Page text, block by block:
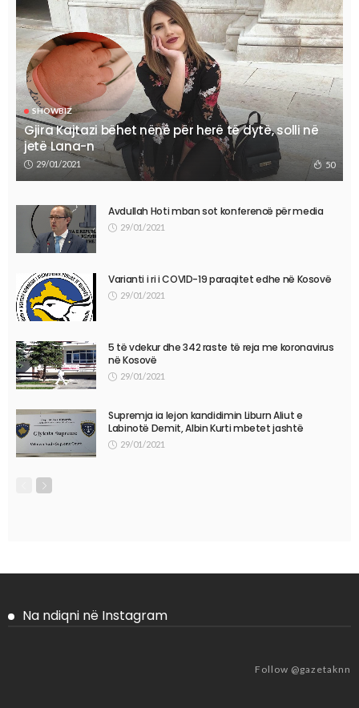
SHOWBIZ
Gjira Kajtazi bëhet nënë për herë të dytë, solli në
jetë Lana-n
29/01/2021 50
Avdullah Hoti mban sot konferencë për media
29/01/2021
Varianti i ri i COVID-19 paraqitet edhe në Kosovë
29/01/2021
5 të vdekur dhe 342 raste të reja me koronavirus
në Kosovë
29/01/2021
Supremja ia lejon kandidimin Liburn Aliut e
Labinotë Demit, Albin Kurti mbetet jashtë
29/01/2021
Na ndiqni në Instagram
Follow @gazetaknn